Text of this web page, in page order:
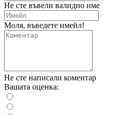
Не сте въвели валидно име
Моля, въведете имейл!
Не сте написали коментар
Вашата оценка: